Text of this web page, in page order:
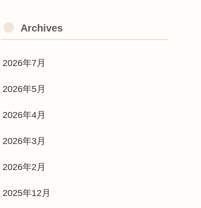
Archives
2026年7月
2026年5月
2026年4月
2026年3月
2026年2月
2025年12月